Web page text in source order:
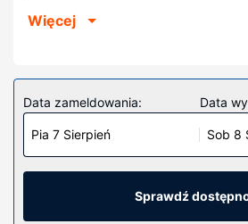
od atrakcji takiej jak Muzeum pustyni
Poczuj się jak w domu w 50
Rozrywkę zapewni telewizja
łazienki: prysznic. Udogodnienia
(bezpłatne połączenia telefoniczne
sprzątanie codziennie.
Udogodnienia w obiekcie
Więcej
Data zameldowania:
Pia 7 Sierpień
Data
Sob 8
Sprawdź